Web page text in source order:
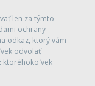
len za týmto
ochrany
odkaz, ktorý vám
odvolať
ktoréhokoľvek